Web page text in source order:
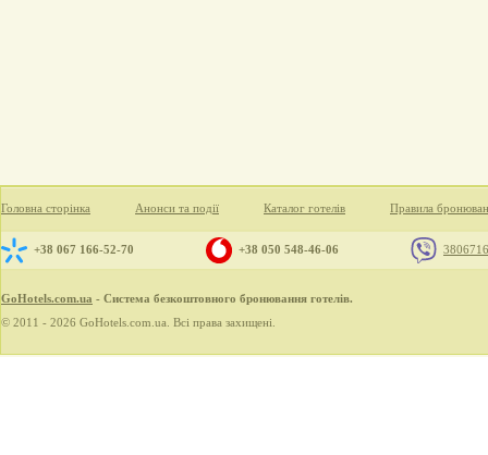
Головна сторінка Анонси та події Каталог готелів Правила
+38 067 166-52-70 +38 050 548-46-06
GoHotels.com.ua - Система безкоштовного бронювання готелів.
© 2011 - 2026 GoHotels.com.ua. Всі права захищені.